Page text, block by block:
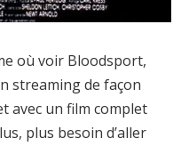
où voir Bloodsport,
streaming de façon
avec un film complet
plus besoin d’aller